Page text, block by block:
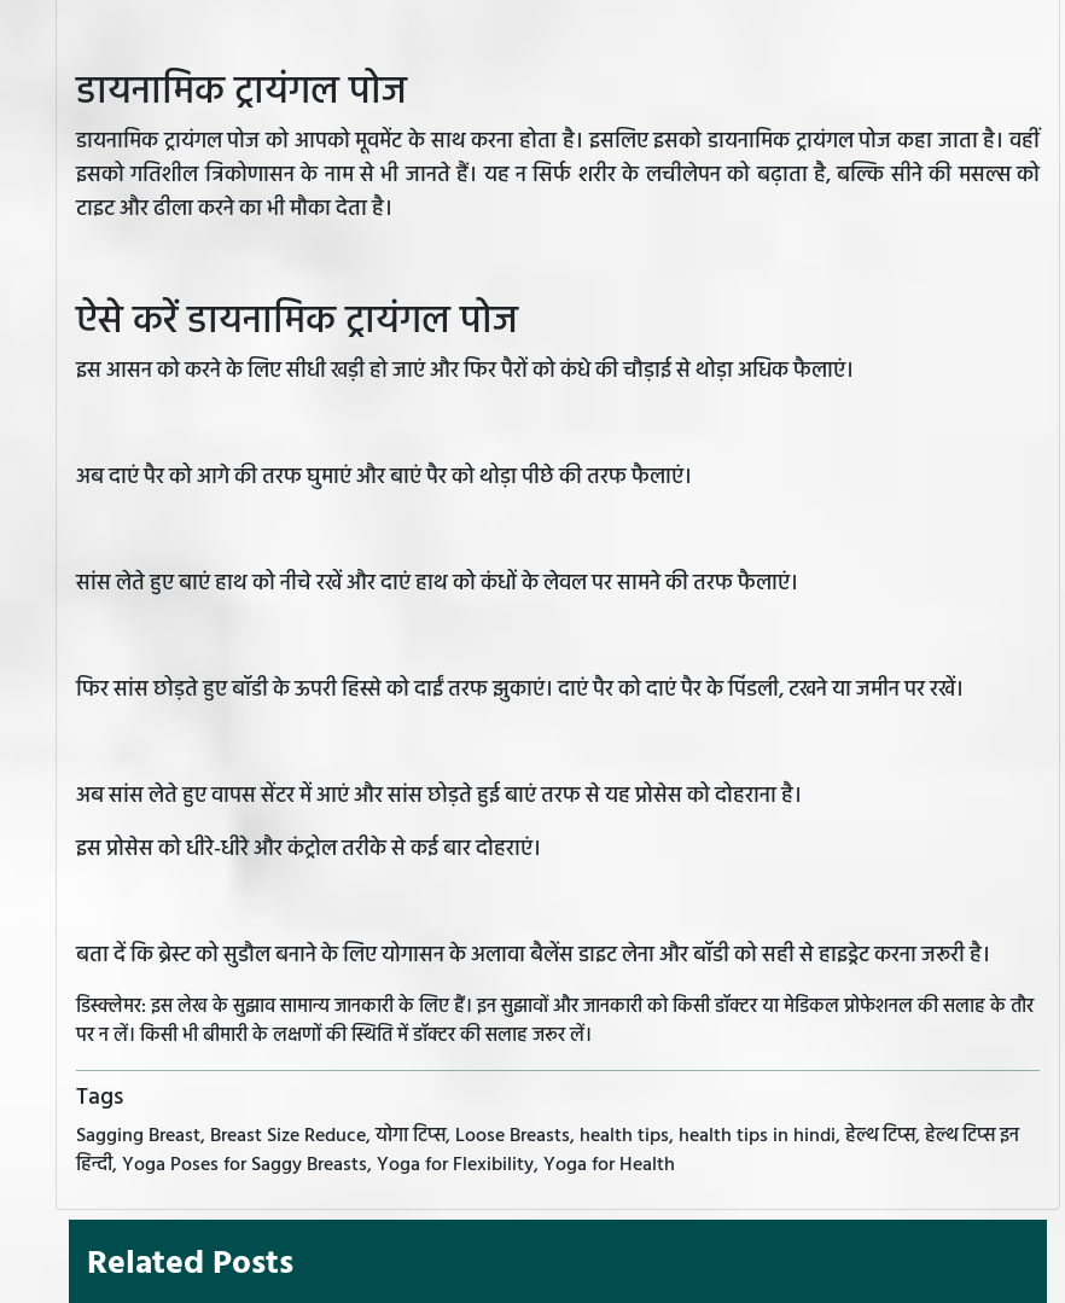
डायनामिक ट्रायंगल पोज
डायनामिक ट्रायंगल पोज को आपको मूवमेंट के साथ करना होता है। इसलिए इसको डायनामिक ट्रायंगल पोज कहा जाता है। वहीं
इसको गतिशील त्रिकोणासन के नाम से भी जानते हैं। यह न सिर्फ शरीर के लचीलेपन को बढ़ाता है, बल्कि सीने की मसल्स को
टाइट और ढीला करने का भी मौका देता है।
ऐसे करें डायनामिक ट्रायंगल पोज
इस आसन को करने के लिए सीधी खड़ी हो जाएं और फिर पैरों को कंधे की चौड़ाई से थोड़ा अधिक फैलाएं।
अब दाएं पैर को आगे की तरफ घुमाएं और बाएं पैर को थोड़ा पीछे की तरफ फैलाएं।
सांस लेते हुए बाएं हाथ को नीचे रखें और दाएं हाथ को कंधों के लेवल पर सामने की तरफ फैलाएं।
फिर सांस छोड़ते हुए बॉडी के ऊपरी हिस्से को दाईं तरफ झुकाएं। दाएं पैर को दाएं पैर के पिंडली, टखने या जमीन पर रखें।
अब सांस लेते हुए वापस सेंटर में आएं और सांस छोड़ते हुई बाएं तरफ से यह प्रोसेस को दोहराना है।
इस प्रोसेस को धीरे-धीरे और कंट्रोल तरीके से कई बार दोहराएं।
बता दें कि ब्रेस्ट को सुडौल बनाने के लिए योगासन के अलावा बैलेंस डाइट लेना और बॉडी को सही से हाइड्रेट करना जरूरी है।
डिस्क्लेमर: इस लेख के सुझाव सामान्य जानकारी के लिए हैं। इन सुझावों और जानकारी को किसी डॉक्टर या मेडिकल प्रोफेशनल की सलाह के तौर
पर न लें। किसी भी बीमारी के लक्षणों की स्थिति में डॉक्टर की सलाह जरूर लें।
Tags
Sagging Breast, Breast Size Reduce, योगा टिप्स, Loose Breasts, health tips, health tips in hindi, हेल्थ टिप्स, हेल्थ टिप्स इन
हिन्दी, Yoga Poses for Saggy Breasts, Yoga for Flexibility, Yoga for Health
Related Posts